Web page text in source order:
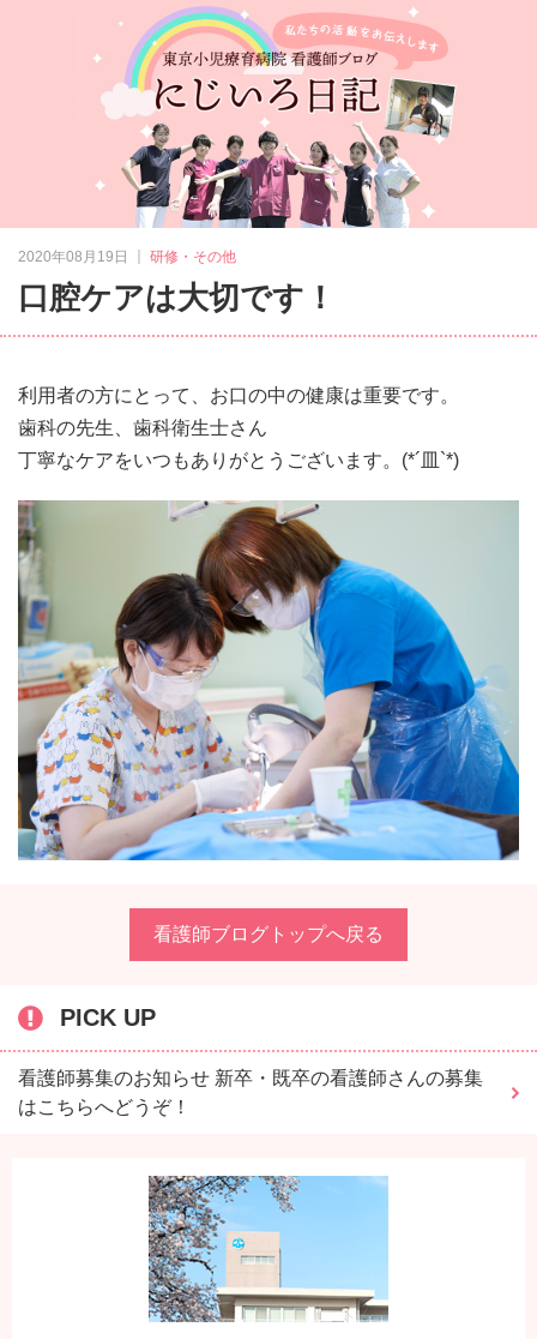
2020年08月19日 研修・その他
口腔ケアは大切です！
利用者の方にとって、お口の中の健康は重要です。
歯科の先生、歯科衛生士さん
丁寧なケアをいつもありがとうございます。 (*´皿`*)
看護師ブログトップへ戻る
PICK UP
看護師募集のお知らせ 新卒・既卒の看護師さんの募集
はこちらへどうぞ！